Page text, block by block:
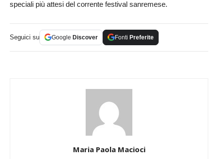
speciali più attesi del corrente festival sanremese.
Seguici su Google Discover Fonti Preferite
Maria Paola Macioci